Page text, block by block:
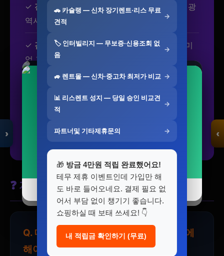
✓ 전국 네트워크:
대전광역시 포함 전국 16개 광
역시·도 직영 서비스
✓ 검증된 파트너:엄격한 심사를 통과한 프리미
엄 파트너사만 제휴
투명한 가격: 숨은 비용 없는 명확한 요금제
24시간 상담: 언제든 전문 상담사 연결
사후 관리:서비스 완료 후에도 책임지는 A/S
❓ 자주 묻는 질문
Q. 대전광역시 렌트카 예약은 얼마나 전에
해야 하나요?
› ‹
🚗 카슐랭 — 신차 장기렌트·리스 무료
견적
→
🏷️ 인터빌리지 — 무보증·신용조회 없
음
→
🚙 렌트몰 — 신차·중고차 최저가 비교 →
📊 리스렌트 성지 — 당일 승인 비교견
적
→
파트너및 기타제휴문의 →
🎁 방금 4만원 적립 완료했어요!
테무 제휴 이벤트인데 가입만 해
도 바로 들어오네요. 결제 필요 없
어서 부담 없이 챙기기 좋습니다.
쇼핑하실 때 보태 쓰세요! 👇
내 적립금 확인하기 (무료)
두부혁명 먼지없는 고양이 두부모래 슬림입자
2.5kg x 5개입
19% 33,650원
자세히 보기 →
오늘 하루 닫기 닫기
삼성 갤럭시 워치8 클래식 블루투스
5% 540,500원
오늘 하루 닫기 닫기